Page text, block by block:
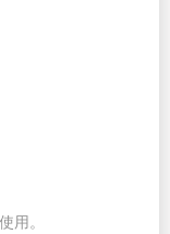
用。